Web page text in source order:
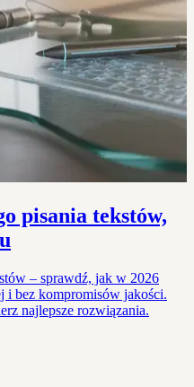
pisania tekstów,
– sprawdź, jak w 2026
i bez kompromisów jakości.
najlepsze rozwiązania.